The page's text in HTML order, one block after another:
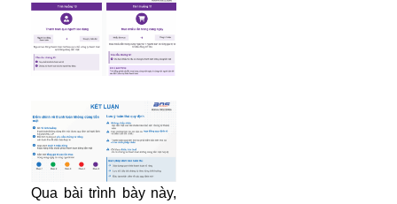
Qua bài trình bày này,